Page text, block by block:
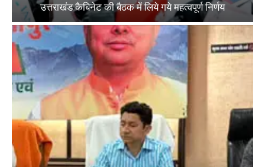
उत्तराखंड कैबिनेट की बैठक में लिये गये महत्वपूर्ण निर्णय